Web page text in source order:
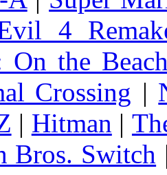
4
On the
Crossing |
| Hitman |
Bros. Switch